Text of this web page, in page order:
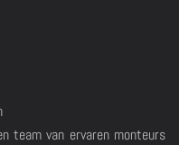
team van ervaren monteurs